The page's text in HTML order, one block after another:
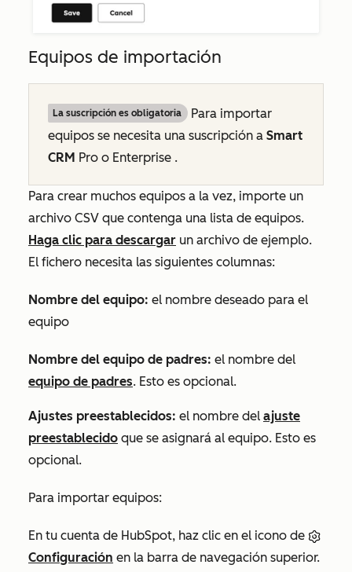
Equipos de importación
La suscripción es obligatoria
Para importar
equipos se necesita una suscripción a Smart
CRM Pro o Enterprise .
Para crear muchos equipos a la vez, importe un
archivo CSV que contenga una lista de equipos.
Haga clic para descargar un archivo de ejemplo.
El fichero necesita las siguientes columnas:
Nombre del equipo: el nombre deseado para el
equipo
Nombre del equipo de padres: el nombre del
equipo de padres. Esto es opcional.
Ajustes preestablecidos: el nombre del ajuste
preestablecido que se asignará al equipo. Esto es
opcional.
Para importar equipos:
En tu cuenta de HubSpot, haz clic en el icono de
Configuración en la barra de navegación superior.